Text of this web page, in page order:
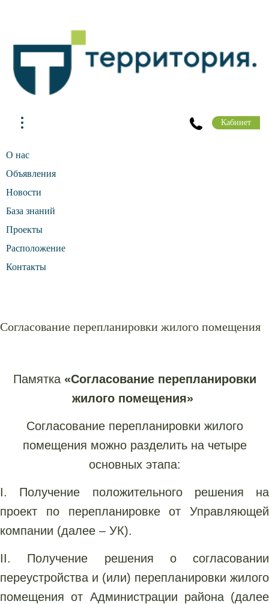
Кабинет
О нас
Объявления
Новости
База знаний
Проекты
Расположение
Контакты
Согласование перепланировки жилого помещения
Памятка «Согласование перепланировки
жилого помещения»
Согласование перепланировки жилого
помещения можно разделить на четыре
основных этапа:
I. Получение положительного решения на
проект по перепланировке от Управляющей
компании (далее – УК).
II. Получение решения о согласовании
переустройства и (или) перепланировки жилого
помещения от Администрации района (далее